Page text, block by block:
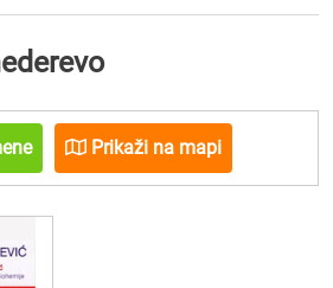
Prikaži na mapi